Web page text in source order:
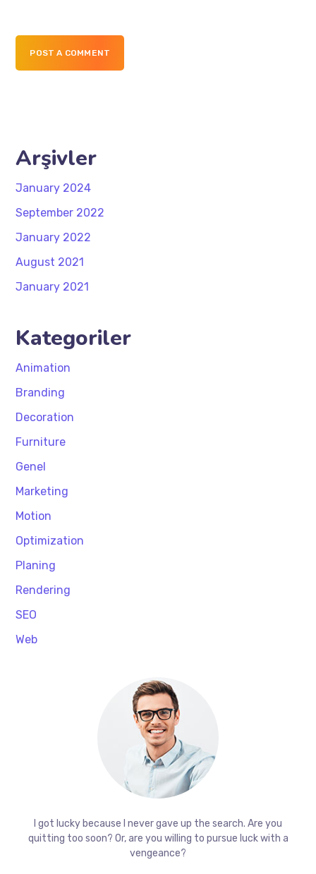
POST A COMMENT
Arşivler
January 2024
September 2022
January 2022
August 2021
January 2021
Kategoriler
Animation
Branding
Decoration
Furniture
Genel
Marketing
Motion
Optimization
Planing
Rendering
SEO
Web
I got lucky because I never gave up the search. Are you
quitting too soon? Or, are you willing to pursue luck with a
vengeance?